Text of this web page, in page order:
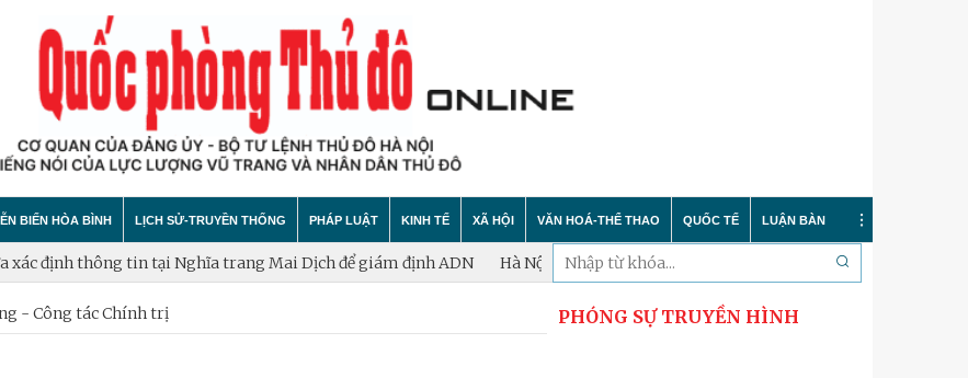
trị
BIẾN HÒA BÌNH
bại âm mưu diễn biến hòa bình
LỊCH SỬ-TRUYỀN THỐNG
Theo Dòng Lịch Sử
PHÁP LUẬT KINH TẾ XÃ HỘI VĂN HOÁ-THỂ THAO
Trong nước
QUỐC TẾ
Sự kiện
LUẬN BÀN
trang Mai Dịch để giám định ADN Hà Nội phấn đấu hoàn thành lấy mẫu xác định danh tính hài cốt liệt sĩ trong tháng 10
- Công tác Chính trị PHÓNG SỰ TRUYỀN HÌNH